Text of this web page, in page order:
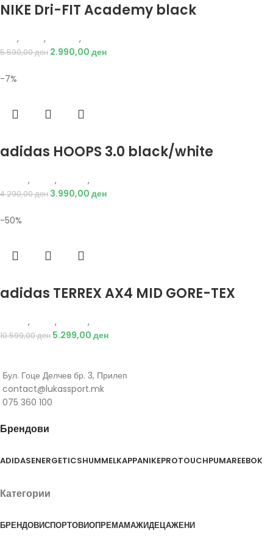
NIKE Dri-FIT Academy black
, , ,
5.590,00ден 2.990,00 ден
-7%
adidas HOOPS 3.0 black/white
, , ,
4.290,00ден 3.990,00 ден
-50%
adidas TERREX AX4 MID GORE-TEX
, , ,
10.599,00ден 5.299,00 ден
Бул. Гоце Делчев бр. 3, Прилеп
contact@lukassport.mk
075 360 100
Брендови
ADIDASENERGETICSHUMMELKAPPANIKEPROTOUCHPUMAREEBOK
Категории
БРЕНДОВИСПОРТОВИОПРЕМАМАЖИДЕЦАЖЕНИ